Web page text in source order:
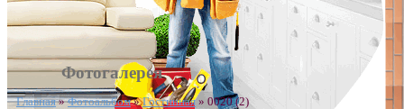
Фотогалерея
Главная»Фотоальбом»Гостинная» 0020 (2)